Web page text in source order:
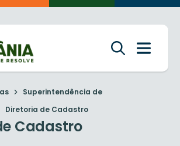
Superintendência de
Diretoria de Cadastro
Cadastro